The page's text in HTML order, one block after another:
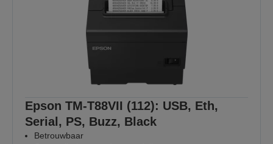
Epson TM-T88VII (112): USB, Eth,
Serial, PS, Buzz, Black
Betrouwbaar